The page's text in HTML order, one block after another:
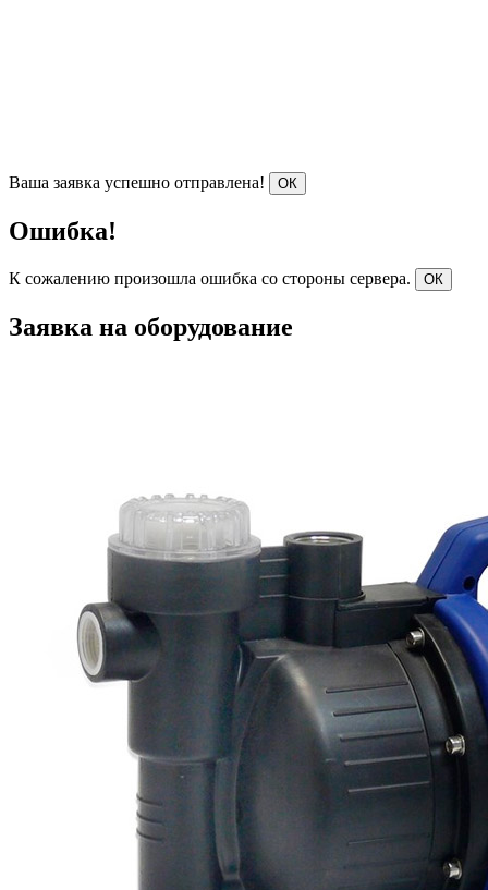
Ваша заявка успешно отправлена! ОК
Ошибка!
К сожалению произошла ошибка со стороны сервера. ОК
Заявка на оборудование